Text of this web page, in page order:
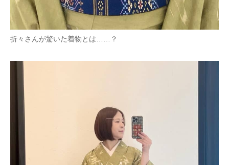
折々さんが驚いた着物とは……？